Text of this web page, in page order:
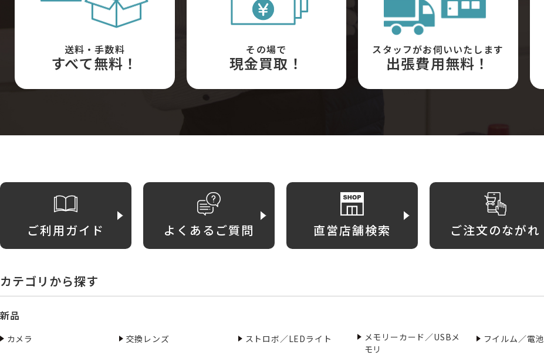
送料・手数料
すべて無料！
その場で
現金買取！
スタッフがお伺いいたします
出張費用無料！
ご利用ガイド よくあるご質問 直営店舗検索 ご注文のながれ
カテゴリから探す
新品
カメラ 交換レンズ ストロボ／LEDライト
メモリーカード／USBメ
モリ
フイルム／電池